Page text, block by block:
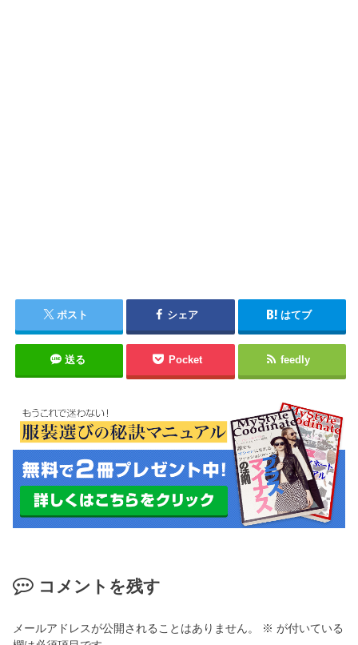
ポスト シェア はてブ
送る Pocket feedly
コメントを残す
メールアドレスが公開されることはありません。 ※ が付いている